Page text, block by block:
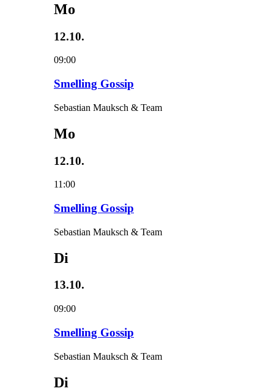
Mo
12.10.
09:00
Smelling Gossip
Sebastian Mauksch & Team
Mo
12.10.
11:00
Smelling Gossip
Sebastian Mauksch & Team
Di
13.10.
09:00
Smelling Gossip
Sebastian Mauksch & Team
Di